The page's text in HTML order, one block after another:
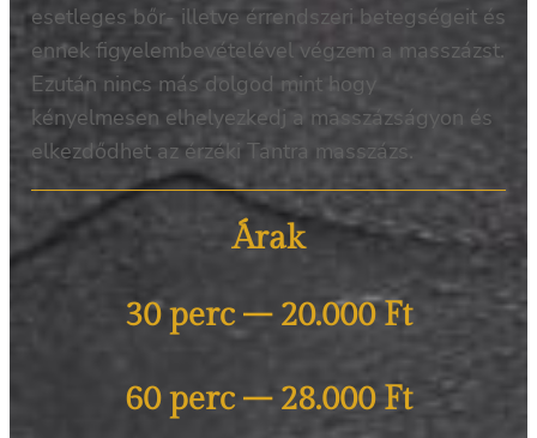
esetleges bőr- illetve érrendszeri betegségeit és
ennek figyelembevételével végzem a masszázst.
Ezután nincs más dolgod mint hogy
kényelmesen elhelyezkedj a masszázságyon és
elkezdődhet az érzéki Tantra masszázs.
Árak
30 perc – 20.000 Ft
60 perc – 28.000 Ft